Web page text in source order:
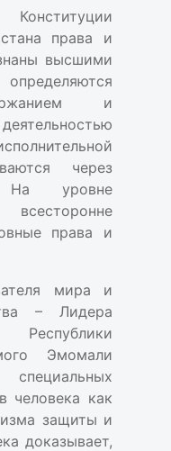
права и
высшими
и
через
На уровне
права и
мира и
– Лидера
Эмомали
человека как
защиты и
доказывает,